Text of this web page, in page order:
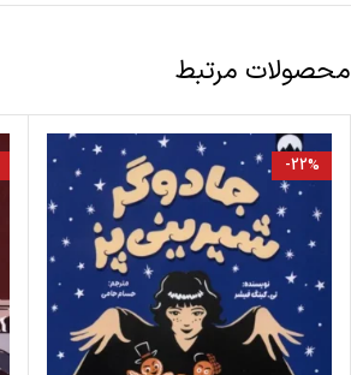
محصولات مرتبط
-22%